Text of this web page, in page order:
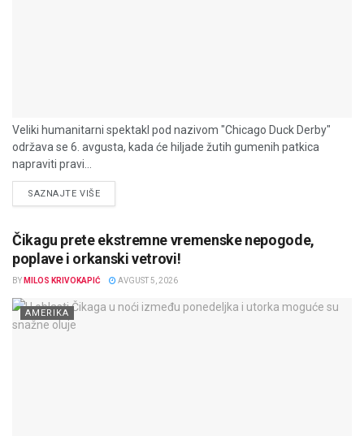
Veliki humanitarni spektakl pod nazivom "Chicago Duck Derby"
održava se 6. avgusta, kada će hiljade žutih gumenih patkica
napraviti pravi...
SAZNAJTE VIŠEDETAILS
Čikagu prete ekstremne vremenske nepogode,
poplave i orkanski vetrovi!
BY MILOS KRIVOKAPIĆ AVGUST 5, 2026
AMERIKA